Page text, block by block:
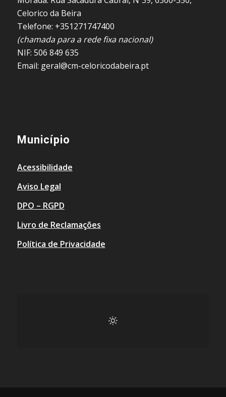
Celorico da Beira
Telefone: +351271747400
(chamada para a rede fixa nacional)
NIF: 506 849 635
Email: geral@cm-celoricodabeira.pt
Município
Acessibilidade
Aviso Legal
DPO – RGPD
Livro de Reclamações
Política de Privacidade